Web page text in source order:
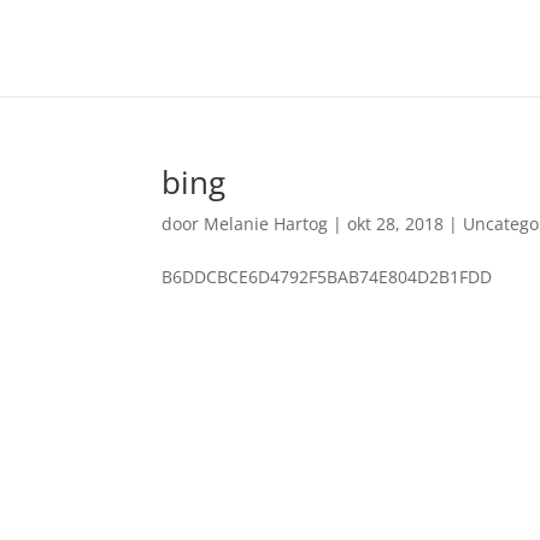
bing
door Melanie Hartog |okt 28, 2018 |
B6DDCBCE6D4792F5BAB74E804D2B1FDD